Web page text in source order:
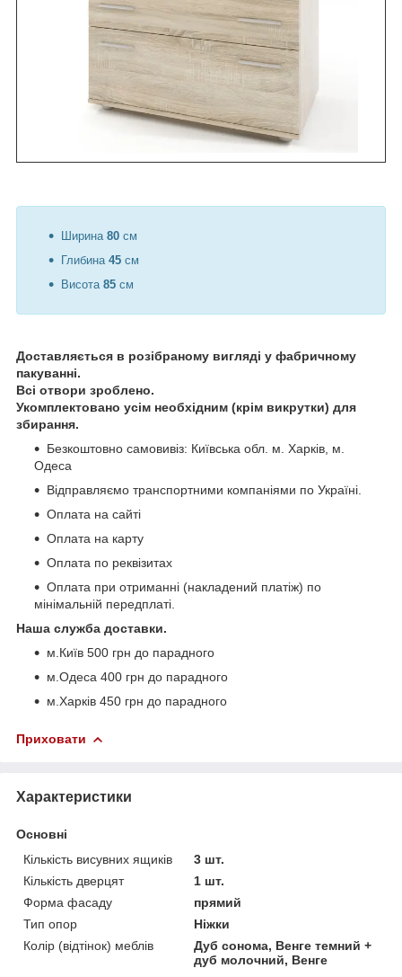
Ширина 80 см
Глибина 45 см
Висота 85 см
Доставляється в розібраному вигляді у фабричному
пакуванні.
Всі отвори зроблено.
Укомплектовано усім необхідним (крім викрутки) для
збирання.
Безкоштовно самовивіз: Київська обл. м. Харків, м.
Одеса
Відправляємо транспортними компаніями по Україні.
Оплата на сайті
Оплата на карту
Оплата по реквізитах
Оплата при отриманні (накладений платіж) по
мінімальній передплаті.
Наша служба доставки.
м.Київ 500 грн до парадного
м.Одеса 400 грн до парадного
м.Харків 450 грн до парадного
Приховати
Характеристики
Основні
Кількість висувних ящиків
3 шт.
Кількість дверцят
1 шт.
Форма фасаду
прямий
Тип опор
Ніжки
Колір (відтінок) меблів
Дуб сонома, Венге темний +
дуб молочний, Венге